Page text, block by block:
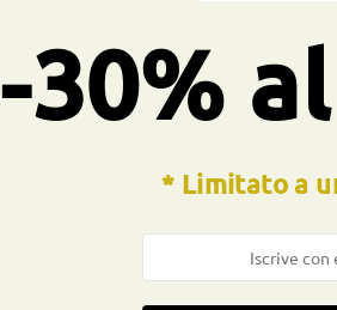
-30%
* Limitato a